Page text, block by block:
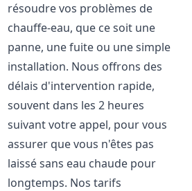
résoudre vos problèmes de
chauffe-eau, que ce soit une
panne, une fuite ou une simple
installation. Nous offrons des
délais d'intervention rapide,
souvent dans les 2 heures
suivant votre appel, pour vous
assurer que vous n'êtes pas
laissé sans eau chaude pour
longtemps. Nos tarifs